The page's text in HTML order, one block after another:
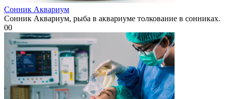
Сонник Аквариум
Сонник Аквариум, рыба в аквариуме толкование в сонниках.
00